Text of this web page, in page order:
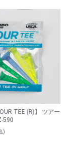
TEE (R)】 ツアー
590
)